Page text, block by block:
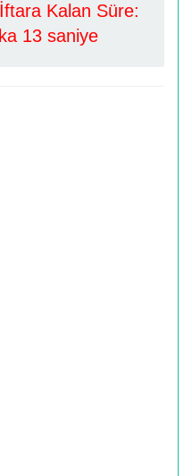
Kalan Süre:
12 saniye